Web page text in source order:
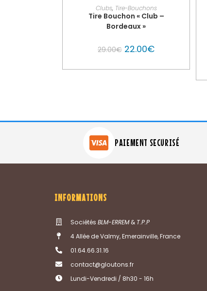
PERSONNALISER MON GLOUTON
Clubs, Tire-Bouchons
Tire Bouchon « Club –
Bordeaux »
29.00€ 22.00€
PAIEMENT SECURISÉ
INFORMATIONS
Sociétés BLM-ERREM& T.P.P
4 Allée de Valmy, Emerainville, France
01.64.66.31.16
contact@gloutons.fr
Lundi-Vendredi / 8h30 - 16h